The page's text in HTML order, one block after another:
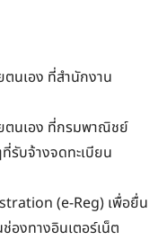
นเอง ที่สำนักงาน
ตนเอง ที่กรมพาณิชย์
รับจ้างจดทะเบียน
(e-Reg) เพื่อยื่น
องทางอินเตอร์เน็ต